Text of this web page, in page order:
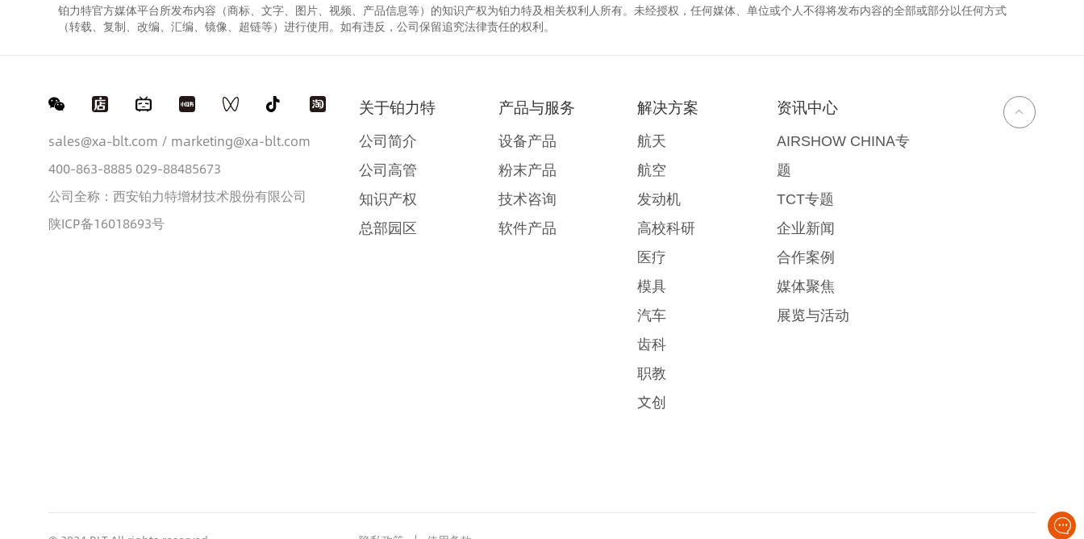
铂力特官方媒体平台所发布内容（商标、文字、图片、视频、产品信息等）的知识产权为铂力特及相关权利人所有。未经授权，任何媒体、单位或个人不得将发布内容的全部或部分以任何方式
（转载、复制、改编、汇编、镜像、超链等）进行使用。如有违反，公司保留追究法律责任的权利。
sales@xa-blt.com / marketing@xa-blt.com
400-863-8885 029-88485673
公司全称：西安铂力特增材技术股份有限公司
陕ICP备16018693号
关于铂力特
公司简介
公司高管
知识产权
总部园区
产品与服务
设备产品
粉末产品
技术咨询
软件产品
解决方案
航天
航空
发动机
高校科研
医疗
模具
汽车
齿科
职教
文创
资讯中心
AIRSHOW CHINA专
题
TCT专题
企业新闻
合作案例
媒体聚焦
展览与活动